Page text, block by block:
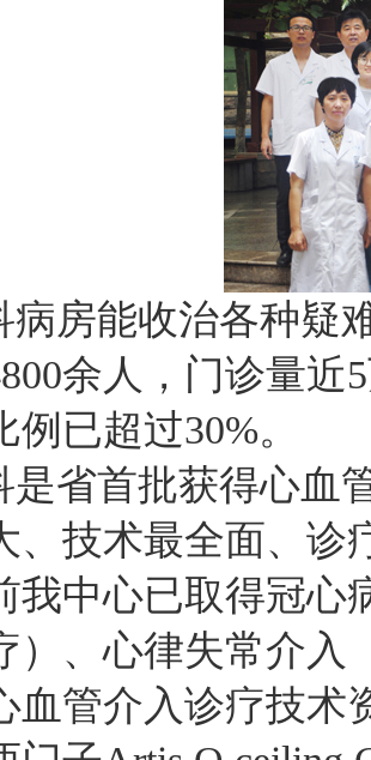
能收治各种疑难
余人，门诊量近
例已超过30%。
首批获得心血管
、技术最全面、诊
我中心已取得冠心
）、心律失常介入
血管介入诊疗技术